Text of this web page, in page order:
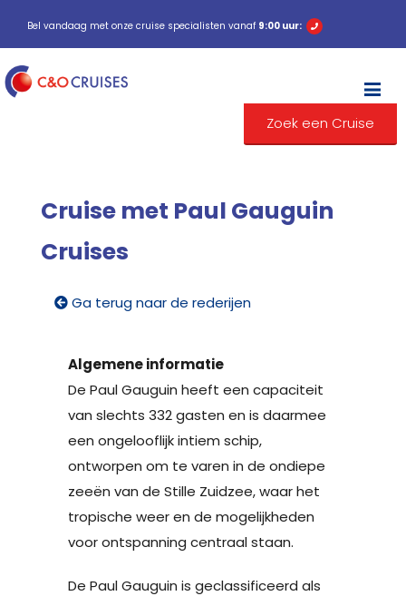
Bel vandaag met onze cruise specialisten vanaf 9:00 uur:
Zoek een Cruise
Cruise met Paul Gauguin
Cruises
Ga terug naar de rederijen
Algemene informatie
De Paul Gauguin heeft een capaciteit
van slechts 332 gasten en is daarmee
een ongelooflijk intiem schip,
ontworpen om te varen in de ondiepe
zeeën van de Stille Zuidzee, waar het
tropische weer en de mogelijkheden
voor ontspanning centraal staan.
De Paul Gauguin is geclassificeerd als